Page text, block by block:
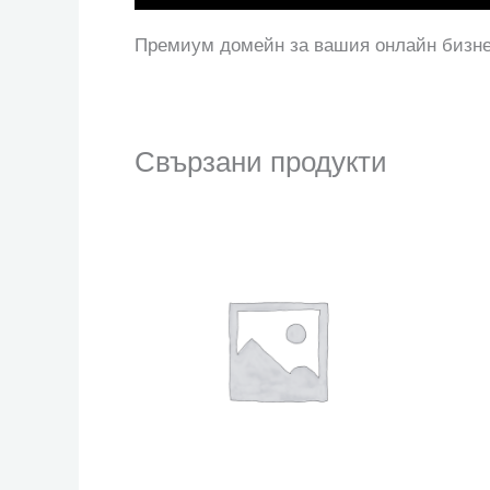
Премиум домейн за вашия онлайн
Свързани продукти